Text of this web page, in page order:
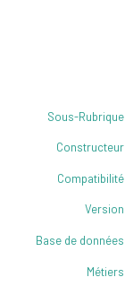
Sous-
Base de